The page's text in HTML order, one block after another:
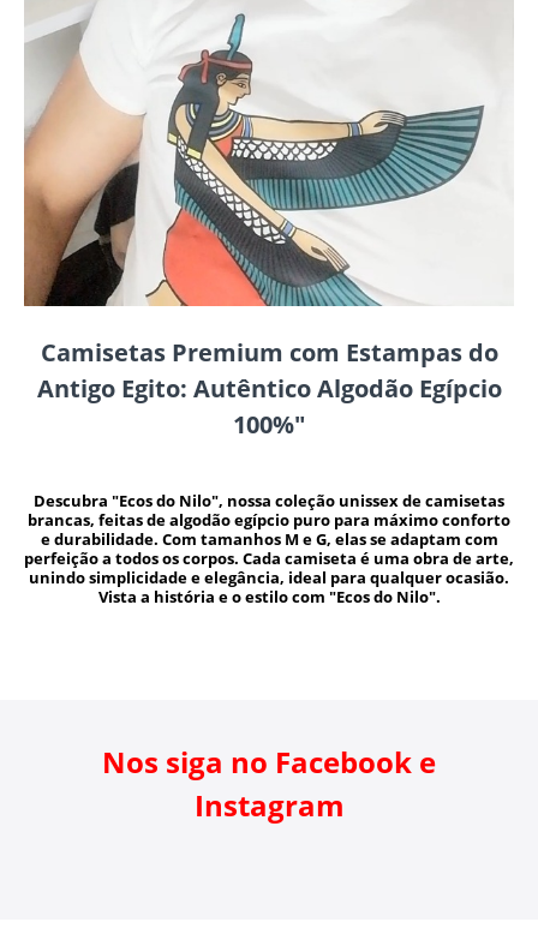
Camisetas Premium com Estampas do
Antigo Egito: Autêntico Algodão Egípcio
100%"
Descubra "Ecos do Nilo", nossa coleção unissex de camisetas
brancas, feitas de algodão egípcio puro para máximo conforto
e durabilidade. Com tamanhos M e G, elas se adaptam com
perfeição a todos os corpos. Cada camiseta é uma obra de arte,
unindo simplicidade e elegância, ideal para qualquer ocasião.
Vista a história e o estilo com "Ecos do Nilo".
Nos siga no Facebook e
Instagram